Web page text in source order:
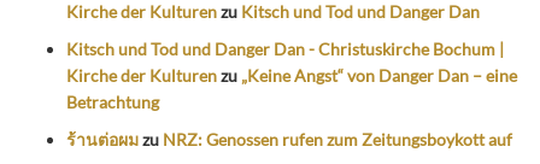
Kirche der Kulturenzu Kitsch und Tod und Danger Dan
Kitsch und Tod und Danger Dan - Christuskirche Bochum |
Kirche der Kulturenzu „Keine Angst“ von Danger Dan – eine
Betrachtung
ร้านต่อผมzu NRZ: Genossen rufen zum Zeitungsboykott auf